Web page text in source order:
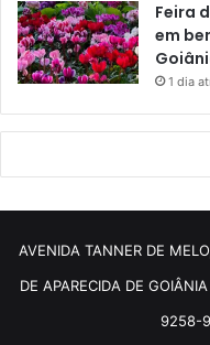
Feira
em
1 dia
AVENIDA TANNER DE
DE APARECIDA DE
9258-